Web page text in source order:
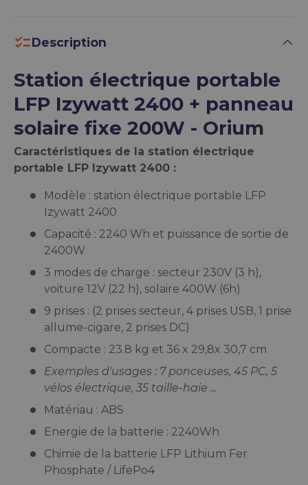
Description
Station électrique portable
LFP Izywatt 2400 + panneau
solaire fixe 200W - Orium
Caractéristiques de la station électrique
portable LFP Izywatt 2400 :
Modèle : station électrique portable LFP
Izywatt 2400
Capacité : 2240 Wh et puissance de sortie de
2400W
3 modes de charge : secteur 230V (3 h),
voiture 12V (22 h), solaire 400W (6h)
9 prises : (2 prises secteur, 4 prises USB, 1 prise
allume-cigare, 2 prises DC)
Compacte : 23.8 kg et 36 x 29,8x 30,7 cm
Exemples d'usages : 7 ponceuses, 45 PC, 5
vélos électrique, 35 taille-haie ...
Matériau : ABS
Energie de la batterie : 2240Wh
Chimie de la batterie LFP Lithium Fer
Phosphate / LifePo4